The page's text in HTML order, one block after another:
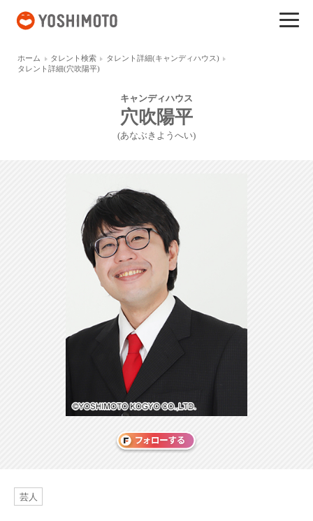
ホーム タレント検索
タレント詳細(キャンディハウス)
タレント詳細(穴吹陽平)
キャンディハウス
穴吹陽平
(あなぶきようへい)
芸人